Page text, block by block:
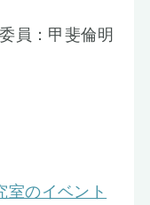
員：甲斐倫明
室のイベント